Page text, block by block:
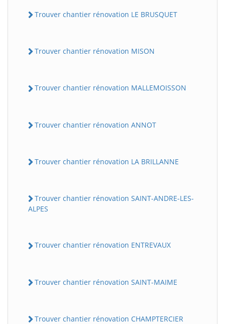
Trouver chantier rénovation LE BRUSQUET
Trouver chantier rénovation MISON
Trouver chantier rénovation MALLEMOISSON
Trouver chantier rénovation ANNOT
Trouver chantier rénovation LA BRILLANNE
Trouver chantier rénovation SAINT-ANDRE-LES-
ALPES
Trouver chantier rénovation ENTREVAUX
Trouver chantier rénovation SAINT-MAIME
Trouver chantier rénovation CHAMPTERCIER